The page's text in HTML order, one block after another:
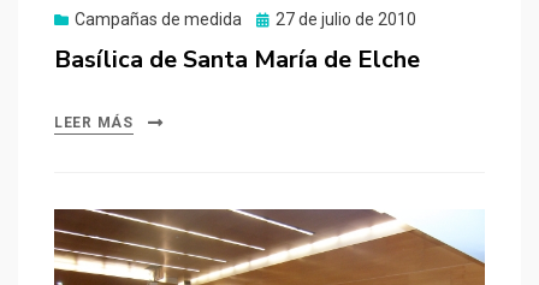
Campañas de medida
Publicado
27 de julio de 2010
Basílica de Santa María de Elche
LEER MÁS